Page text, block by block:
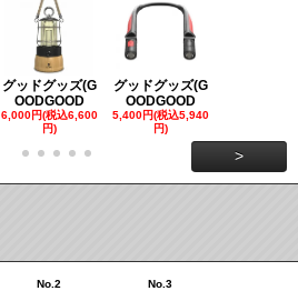
グッドグッズ(G
OODGOOD
6,000円(税込6,600
円)
グッドグッズ(G
OODGOOD
5,400円(税込5,940
円)
>
No.2 No.3